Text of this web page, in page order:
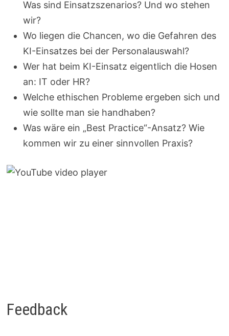
Was sind Einsatzszenarios? Und wo stehen
wir?
Wo liegen die Chancen, wo die Gefahren des
KI-Einsatzes bei der Personalauswahl?
Wer hat beim KI-Einsatz eigentlich die Hosen
an: IT oder HR?
Welche ethischen Probleme ergeben sich und
wie sollte man sie handhaben?
Was wäre ein „Best Practice“-Ansatz? Wie
kommen wir zu einer sinnvollen Praxis?
Feedback